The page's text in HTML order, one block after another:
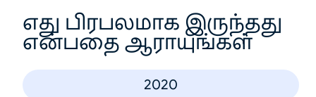
எது பிரபலமாக இருந்தது
என்பதை ஆராயுங்கள்
2020